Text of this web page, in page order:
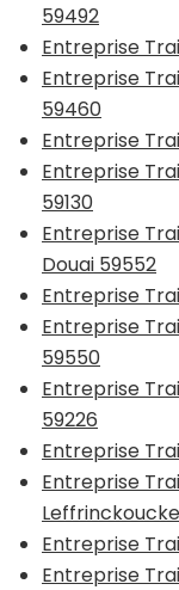
59492
Entreprise
Entreprise
59460
Entreprise
Entreprise
59130
Entreprise
Douai 59552
Entreprise
Entreprise
59550
Entreprise
59226
Entreprise
Entreprise
Entreprise
Entreprise